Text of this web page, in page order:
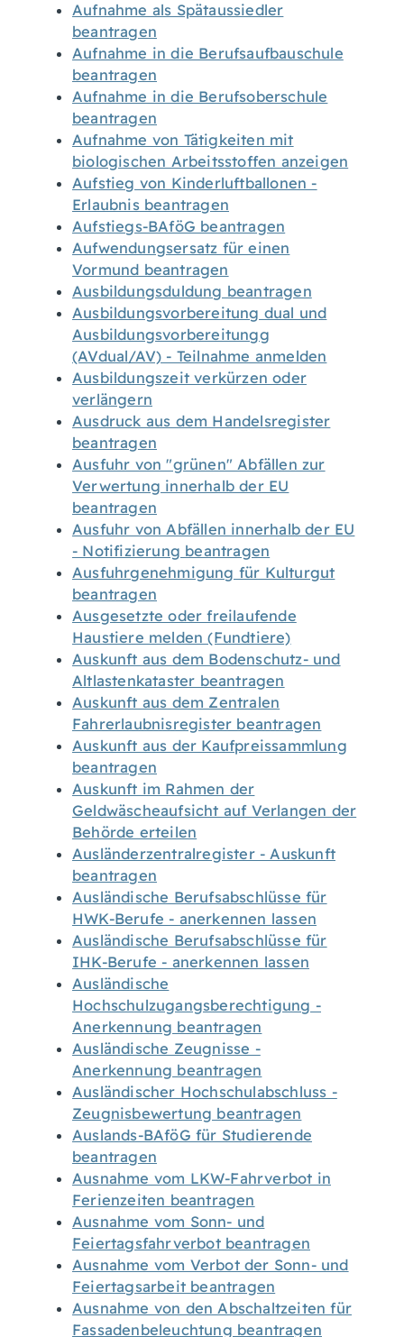
Aufnahme als Spätaussiedler
beantragen
Aufnahme in die Berufsaufbauschule
beantragen
Aufnahme in die Berufsoberschule
beantragen
Aufnahme von Tätigkeiten mit
biologischen Arbeitsstoffen anzeigen
Aufstieg von Kinderluftballonen -
Erlaubnis beantragen
Aufstiegs-BAföG beantragen
Aufwendungsersatz für einen
Vormund beantragen
Ausbildungsduldung beantragen
Ausbildungsvorbereitung dual und
Ausbildungsvorbereitungg
(AVdual/AV) - Teilnahme anmelden
Ausbildungszeit verkürzen oder
verlängern
Ausdruck aus dem Handelsregister
beantragen
Ausfuhr von "grünen" Abfällen zur
Verwertung innerhalb der EU
beantragen
Ausfuhr von Abfällen innerhalb der EU
- Notifizierung beantragen
Ausfuhrgenehmigung für Kulturgut
beantragen
Ausgesetzte oder freilaufende
Haustiere melden (Fundtiere)
Auskunft aus dem Bodenschutz- und
Altlastenkataster beantragen
Auskunft aus dem Zentralen
Fahrerlaubnisregister beantragen
Auskunft aus der Kaufpreissammlung
beantragen
Auskunft im Rahmen der
Geldwäscheaufsicht auf Verlangen der
Behörde erteilen
Ausländerzentralregister - Auskunft
beantragen
Ausländische Berufsabschlüsse für
HWK-Berufe - anerkennen lassen
Ausländische Berufsabschlüsse für
IHK-Berufe - anerkennen lassen
Ausländische
Hochschulzugangsberechtigung -
Anerkennung beantragen
Ausländische Zeugnisse -
Anerkennung beantragen
Ausländischer Hochschulabschluss -
Zeugnisbewertung beantragen
Auslands-BAföG für Studierende
beantragen
Ausnahme vom LKW-Fahrverbot in
Ferienzeiten beantragen
Ausnahme vom Sonn- und
Feiertagsfahrverbot beantragen
Ausnahme vom Verbot der Sonn- und
Feiertagsarbeit beantragen
Ausnahme von den Abschaltzeiten für
Fassadenbeleuchtung beantragen